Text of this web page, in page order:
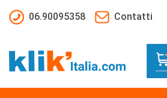
06.90095358
Contatti